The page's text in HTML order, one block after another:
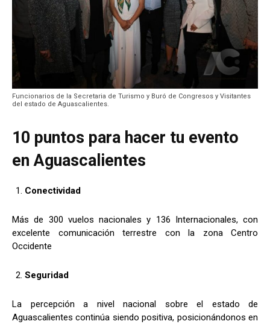
Funcionarios de la Secretaria de Turismo y Buró de Congresos y Visitantes
del estado de Aguascalientes.
10 puntos para hacer tu evento
en Aguascalientes
Conectividad
Más de 300 vuelos nacionales y 136 Internacionales, con
excelente comunicación terrestre con la zona Centro
Occidente
Seguridad
La percepción a nivel nacional sobre el estado de
Aguascalientes continúa siendo positiva, posicionándonos en